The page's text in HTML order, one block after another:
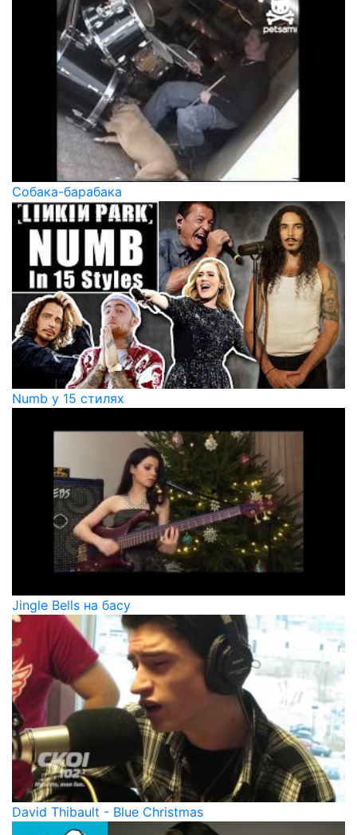
Собака-барабака
Numb у 15 стилях
Jingle Bells на басу
David Thibault - Blue Christmas